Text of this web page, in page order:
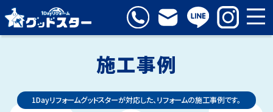
施工事例
1Dayリフォームグッドスターが対応した、リフォームの施工事例です。